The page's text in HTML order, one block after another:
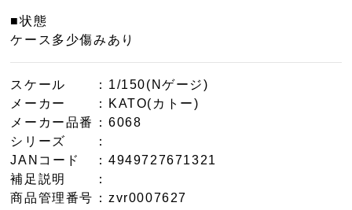
■状態
ケース多少傷みあり
スケール
：1/150(Nゲージ)
メーカー
：KATO(カトー)
メーカー品番
：6068
シリーズ
：
JANコード
：4949727671321
補足説明
：
商品管理番号 ：zvr0007627